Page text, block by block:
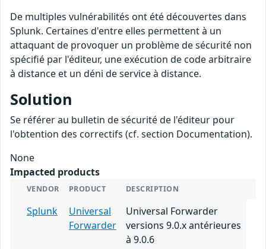
De multiples vulnérabilités ont été découvertes dans
Splunk. Certaines d'entre elles permettent à un
attaquant de provoquer un problème de sécurité non
spécifié par l'éditeur, une exécution de code arbitraire
à distance et un déni de service à distance.
Solution
Se référer au bulletin de sécurité de l'éditeur pour
l'obtention des correctifs (cf. section Documentation).
None
Impacted products
VENDOR PRODUCT DESCRIPTION
Splunk
Universal
Forwarder
Universal Forwarder
versions 9.0.x antérieures
à 9.0.6